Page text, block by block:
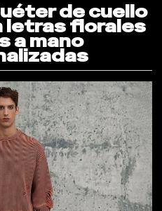
de cuello
letras florales
a mano